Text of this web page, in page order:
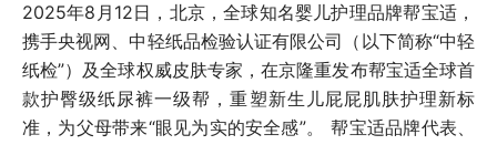
2025年8月12日，北京，全球知名婴儿护理品牌帮宝适，
携手央视网、中轻纸品检验认证有限公司（以下简称“中轻
纸检”）及全球权威皮肤专家，在京隆重发布帮宝适全球首
款护臀级纸尿裤一级帮，重塑新生儿屁屁肌肤护理新标
准，为父母带来“眼见为实的安全感”。 帮宝适品牌代表、